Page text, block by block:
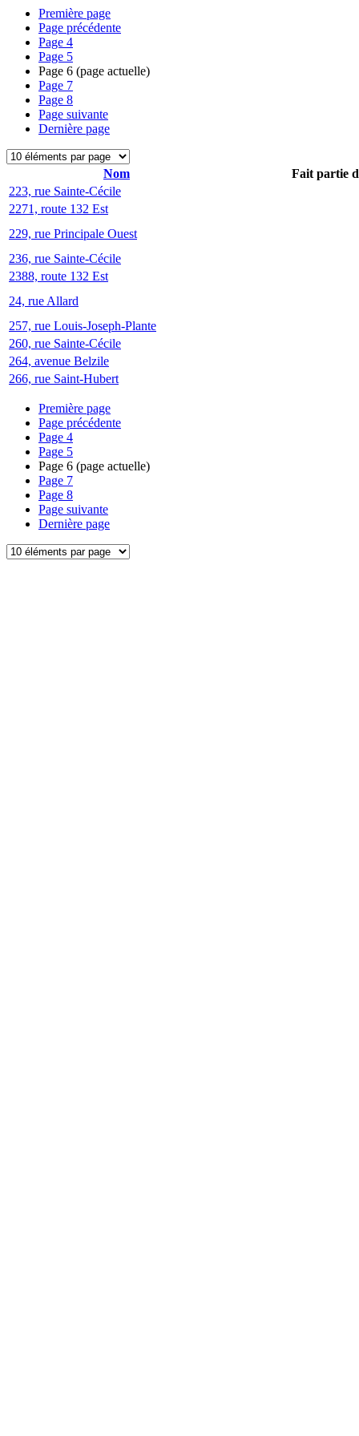
Première page
Page précédente
Page 4
Page 5
Page 6 (page actuelle)
Page 7
Page 8
Page suivante
Dernière page
Nom
Fait partie
223, rue Sainte-Cécile
2271, route 132 Est
229, rue Principale Ouest
236, rue Sainte-Cécile
2388, route 132 Est
24, rue Allard
257, rue Louis-Joseph-Plante
260, rue Sainte-Cécile
264, avenue Belzile
266, rue Saint-Hubert
Première page
Page précédente
Page 4
Page 5
Page 6 (page actuelle)
Page 7
Page 8
Page suivante
Dernière page